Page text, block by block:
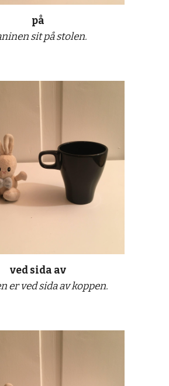
på
sit på stolen.
ved sida av
er ved sida av koppen.